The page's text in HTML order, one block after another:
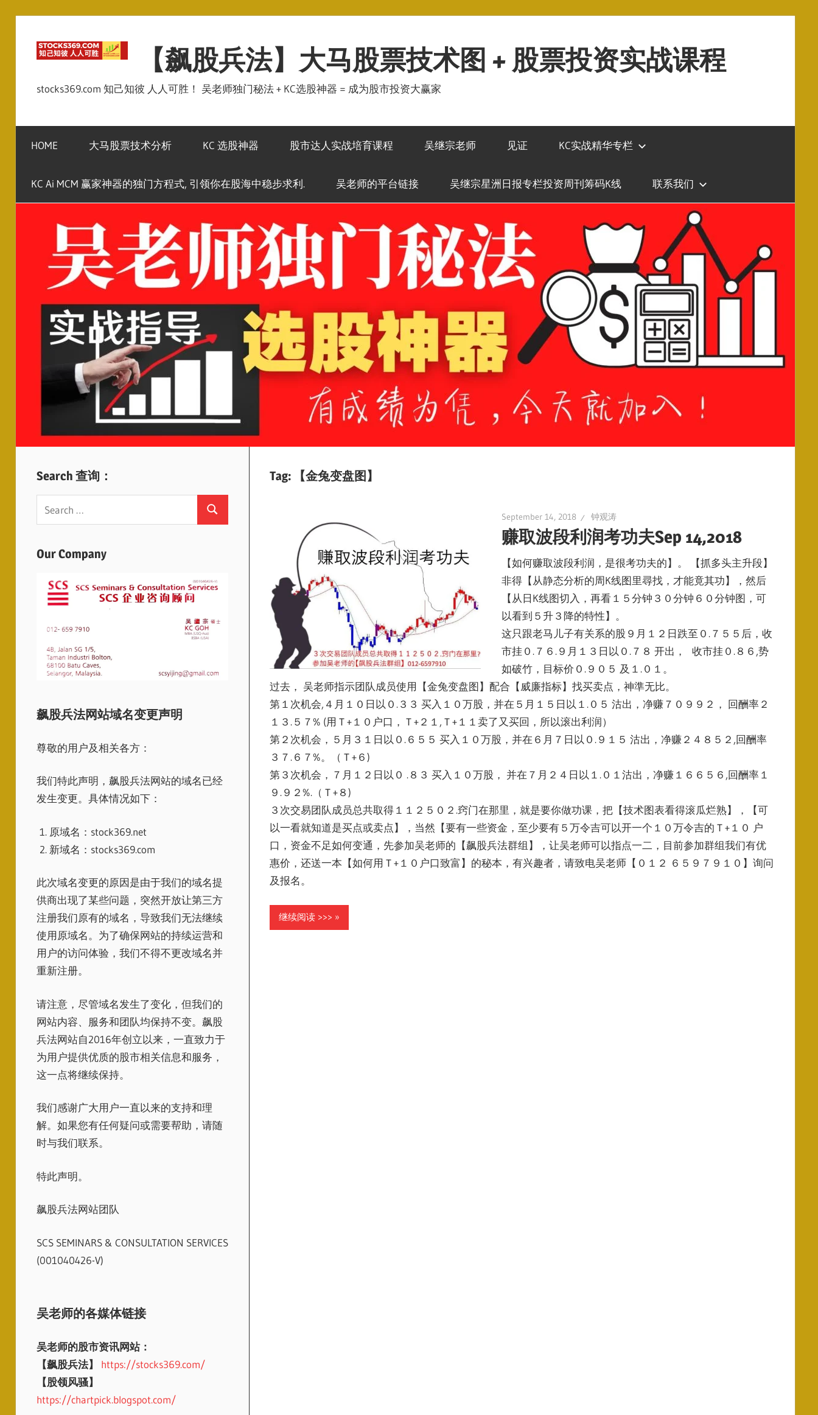
content
【飙股兵法】大马股票技术图 + 股票投资实战课程
stocks369.com 知己知彼 人人可胜！ 吴老师独门秘法 + KC选股神器 = 成为股市投资大赢家
HOME 大马股票技术分析 KC 选股神器 股市达人实战培育课程 吴继宗老师 见证 KC实战精华专栏
KC Ai MCM 赢家神器的独门方程式, 引领你在股海中稳步求利. 吴老师的平台链接 吴继宗星洲日报专栏投资周刊筹码K线 联系我们
Tag: 【金兔变盘图】
September 14, 2018 钟观涛
赚取波段利润考功夫Sep 14,2018
【如何赚取波段利润，是很考功夫的】。 【抓多头主升段】
非得【从静态分析的周K线图里尋找，才能竟其功】，然后
【从日K线图切入，再看１５分钟３０分钟６０分钟图，可
以看到５升３降的特性】。
这只跟老马儿子有关系的股９月１２日跌至０.７５５后，收
市挂０.７６.９月１３日以０.７８ 开出， 收市挂０.８６,势
如破竹，目标价０.９０５ 及１.０１。
过去， 吴老师指示团队成员使用【金兔变盘图】配合【威廉指标】找买卖点，神準无比。
第１次机会,４月１０日以０.３３ 买入１０万股，并在５月１５日以１.０５ 沽出，净赚７０９９２， 回酬率２
１３.５７% (用Ｔ+１０户口，Ｔ+２１,Ｔ+１１卖了又买回，所以滚出利润）
第２次机会，５月３１日以０.６５５ 买入１０万股，并在６月７日以０.９１５ 沽出，净赚２４８５２,回酬率
３７.６７%。（Ｔ+６)
第３次机会，７月１２日以０ .８３ 买入１０万股， 并在７月２４日以１.０１沽出，净赚１６６５６,回酬率１
９.９２%.（Ｔ+８)
３次交易团队成员总共取得１１２５０２.窍门在那里，就是要你做功课，把【技术图表看得滚瓜烂熟】，【可
以一看就知道是买点或卖点】，当然【要有一些资金，至少要有５万令吉可以开一个１０万令吉的Ｔ+１０ 户
口，资金不足如何变通，先参加吴老师的【飙股兵法群组】，让吴老师可以指点一二，目前参加群组我们有优
惠价，还送一本【如何用Ｔ+１０户口致富】的秘本，有兴趣者，请致电吴老师【０１２ ６５９７９１０】询问
及报名。
继续阅读 >>>
Search 查询：
Search
Our Company
飙股兵法网站域名变更声明
尊敬的用户及相关各方：
我们特此声明，飙股兵法网站的域名已经
发生变更。具体情况如下：
原域名：stock369.net
新域名：stocks369.com
此次域名变更的原因是由于我们的域名提
供商出现了某些问题，突然开放让第三方
注册我们原有的域名，导致我们无法继续
使用原域名。为了确保网站的持续运营和
用户的访问体验，我们不得不更改域名并
重新注册。
请注意，尽管域名发生了变化，但我们的
网站内容、服务和团队均保持不变。飙股
兵法网站自2016年创立以来，一直致力于
为用户提供优质的股市相关信息和服务，
这一点将继续保持。
我们感谢广大用户一直以来的支持和理
解。如果您有任何疑问或需要帮助，请随
时与我们联系。
特此声明。
飙股兵法网站团队
SCS SEMINARS & CONSULTATION SERVICES
(001040426-V)
吴老师的各媒体链接
吴老师的股市资讯网站：
【飙股兵法】
https://stocks369.com/
【股领风骚】
https://chartpick.blogspot.com/